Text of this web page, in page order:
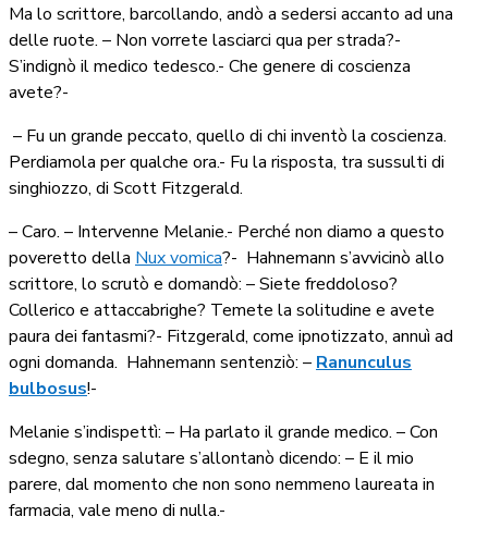
Ma lo scrittore, barcollando, andò a sedersi accanto ad una
delle ruote. – Non vorrete lasciarci qua per strada?-
S’indignò il medico tedesco.- Che genere di coscienza
avete?-
– Fu un grande peccato, quello di chi inventò la coscienza.
Perdiamola per qualche ora.- Fu la risposta, tra sussulti di
singhiozzo, di Scott Fitzgerald.
– Caro. – Intervenne Melanie.- Perché non diamo a questo
poveretto della Nux vomica?- Hahnemann s’avvicinò allo
scrittore, lo scrutò e domandò: – Siete freddoloso?
Collerico e attaccabrighe? Temete la solitudine e avete
paura dei fantasmi?- Fitzgerald, come ipnotizzato, annuì ad
ogni domanda. Hahnemann sentenziò: – Ranunculus
bulbosus!-
Melanie s’indispettì: – Ha parlato il grande medico. – Con
sdegno, senza salutare s’allontanò dicendo: – E il mio
parere, dal momento che non sono nemmeno laureata in
farmacia, vale meno di nulla.-